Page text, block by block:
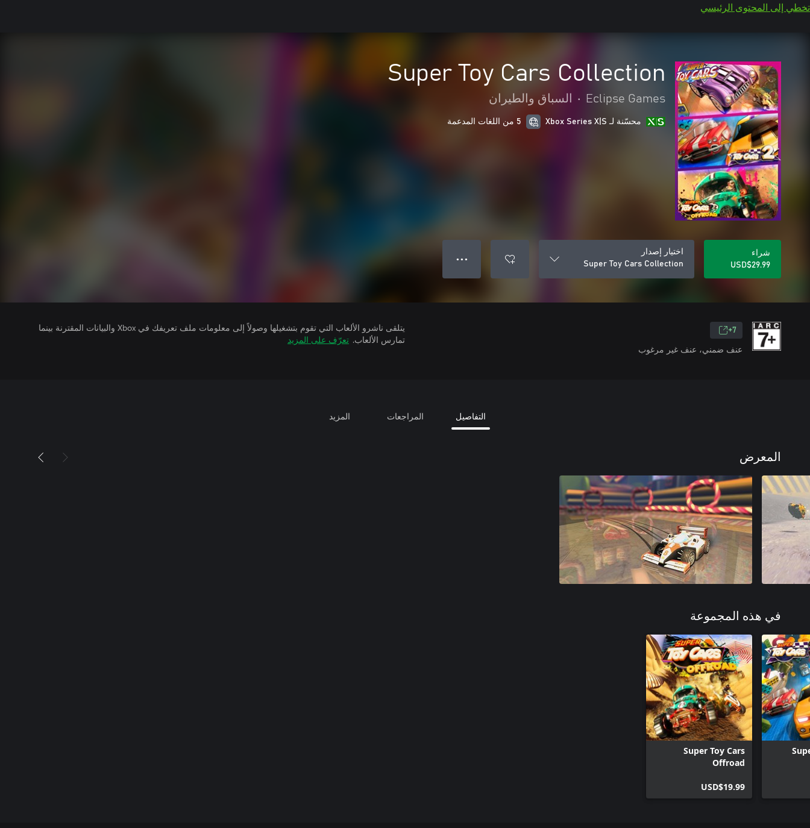
تخطي إلى المحتوى الرئيسي
Super Toy Cars Collection
Eclipse Games
• السباق والطيران
محسّنة لـ Xbox Series X|S 5 من اللغات المدعمة
شراء
USD$29.99
اختيار إصدار
Super Toy Cars Collection
● ● ●
7+
عنف ضمني، عنف غير مرغوب
يتلقى ناشرو الألعاب التي تقوم بتشغيلها وصولاً إلى معلومات ملف تعريفك في Xbox والبيانات المقترنة بينما
تمارس الألعاب. تعرّف على المزيد
التفاصيل المراجعات المزيد
المعرض
في هذه المجموعة
Super Toy Cars
Offroad
USD$19.99